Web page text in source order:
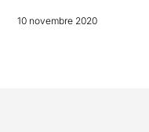
10 novembre 2020